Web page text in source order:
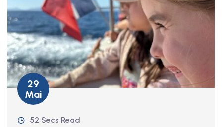
29
Mai
52 Secs Read